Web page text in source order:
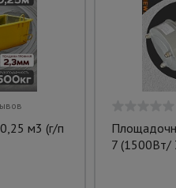
м3 (г/п
7 (1500Вт/